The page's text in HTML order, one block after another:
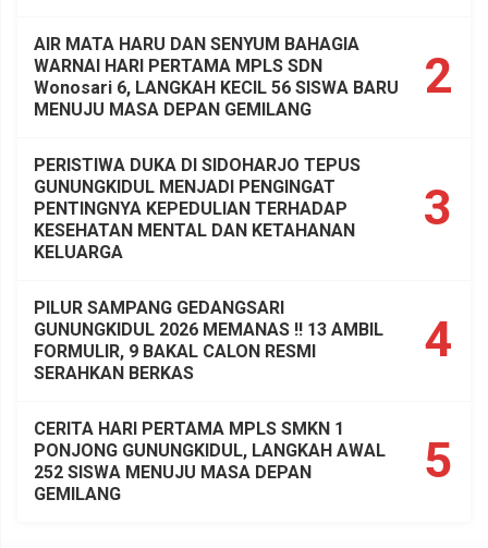
2
AIR MATA HARU DAN SENYUM BAHAGIA
WARNAI HARI PERTAMA MPLS SDN
Wonosari 6, LANGKAH KECIL 56 SISWA BARU
MENUJU MASA DEPAN GEMILANG
3
PERISTIWA DUKA DI SIDOHARJO TEPUS
GUNUNGKIDUL MENJADI PENGINGAT
PENTINGNYA KEPEDULIAN TERHADAP
KESEHATAN MENTAL DAN KETAHANAN
KELUARGA
4
PILUR SAMPANG GEDANGSARI
GUNUNGKIDUL 2026 MEMANAS !! 13 AMBIL
FORMULIR, 9 BAKAL CALON RESMI
SERAHKAN BERKAS
5
CERITA HARI PERTAMA MPLS SMKN 1
PONJONG GUNUNGKIDUL, LANGKAH AWAL
252 SISWA MENUJU MASA DEPAN
GEMILANG